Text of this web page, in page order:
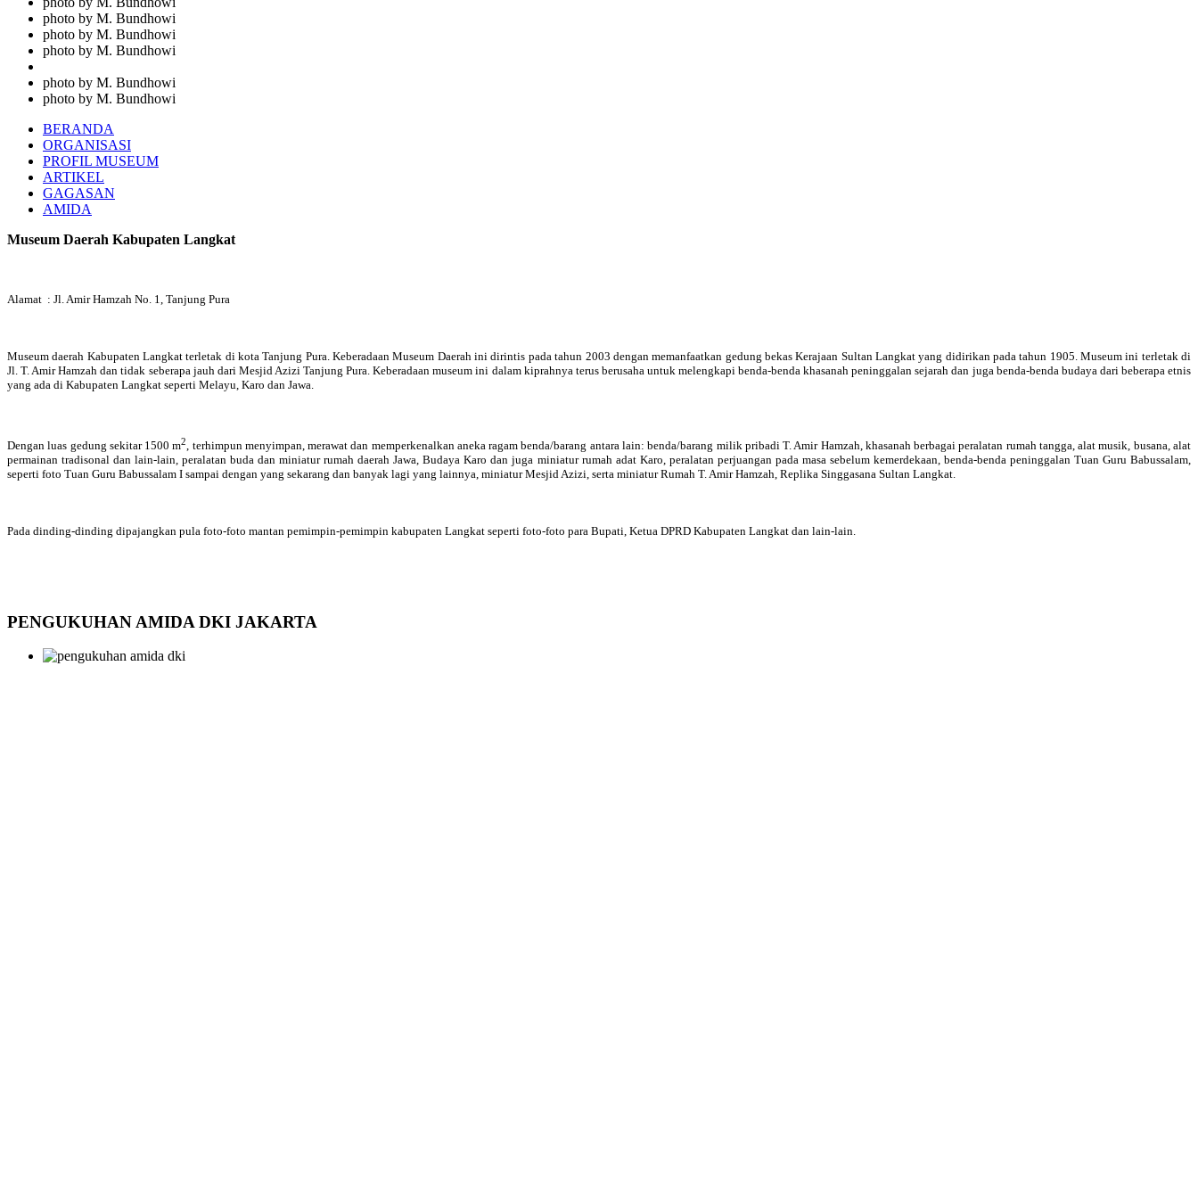
photo by M. Bundhowi
photo by M. Bundhowi
photo by M. Bundhowi
photo by M. Bundhowi
photo by M. Bundhowi
BERANDA
ORGANISASI
PROFIL MUSEUM
ARTIKEL
GAGASAN
AMIDA
Museum Daerah Kabupaten Langkat
Alamat : Jl. Amir Hamzah No. 1, Tanjung Pura
Museum daerah Kabupaten Langkat terletak di kota Tanjung Pura. Keberadaan Museum Daerah ini dirintis pada tahun 2003 dengan memanfaatkan gedung bekas Kerajaan Sultan Langkat yang didirikan pada tahun 1905. Museum ini terletak di
Jl. T. Amir Hamzah dan tidak seberapa jauh dari Mesjid Azizi Tanjung Pura. Keberadaan museum ini dalam kiprahnya terus berusaha untuk melengkapi benda-benda khasanah peninggalan sejarah dan juga benda-benda budaya dari beberapa etnis
yang ada di Kabupaten Langkat seperti Melayu, Karo dan Jawa.
Dengan luas gedung sekitar 1500 m2
, terhimpun menyimpan, merawat dan memperkenalkan aneka ragam benda/barang antara lain: benda/barang milik pribadi T. Amir Hamzah, khasanah berbagai peralatan rumah tangga, alat musik, busana, alat
permainan tradisonal dan lain-lain, peralatan buda dan miniatur rumah daerah Jawa, Budaya Karo dan juga miniatur rumah adat Karo, peralatan perjuangan pada masa sebelum kemerdekaan, benda-benda peninggalan Tuan Guru Babussalam,
seperti foto Tuan Guru Babussalam I sampai dengan yang sekarang dan banyak lagi yang lainnya, miniatur Mesjid Azizi, serta miniatur Rumah T. Amir Hamzah, Replika Singgasana Sultan Langkat.
Pada dinding-dinding dipajangkan pula foto-foto mantan pemimpin-pemimpin kabupaten Langkat seperti foto-foto para Bupati, Ketua DPRD Kabupaten Langkat dan lain-lain.
PENGUKUHAN AMIDA DKI JAKARTA